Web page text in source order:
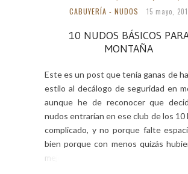
CABUYERÍA - NUDOS
15 mayo,
10 NUDOS BÁSICOS
MONTAÑA
Este es un post que tenía ganas de
estilo al decálogo de seguridad en
aunque he de reconocer que
nudos entrarían en ese club de los 10
complicado, y no porque falte
bien porque con menos quizás
mejor, pero